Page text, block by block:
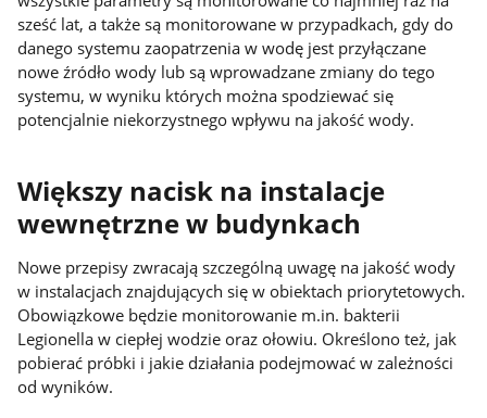
sześć lat, a także są monitorowane w przypadkach, gdy do
danego systemu zaopatrzenia w wodę jest przyłączane
nowe źródło wody lub są wprowadzane zmiany do tego
systemu, w wyniku których można spodziewać się
potencjalnie niekorzystnego wpływu na jakość wody.
Większy nacisk na instalacje
wewnętrzne w budynkach
Nowe przepisy zwracają szczególną uwagę na jakość wody
w instalacjach znajdujących się w obiektach priorytetowych.
Obowiązkowe będzie monitorowanie m.in. bakterii
Legionella w ciepłej wodzie oraz ołowiu. Określono też, jak
pobierać próbki i jakie działania podejmować w zależności
od wyników.